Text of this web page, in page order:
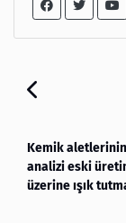
Kemik
analizi eski
üzerine ışık